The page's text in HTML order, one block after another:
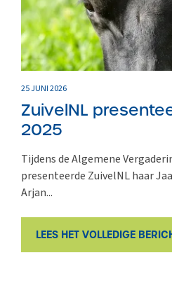
25 JUNI 2026
ZuivelNL
2025
Tijdens de Algemene
presenteerde ZuivelNL haar
Arjan...
LEES HET VOLLEDIGE